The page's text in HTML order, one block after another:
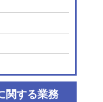
関する業務